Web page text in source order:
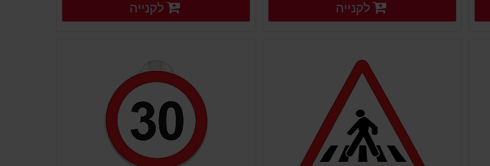
פרטים נוספים
לקנייה פרטים נוספים
לקנייה